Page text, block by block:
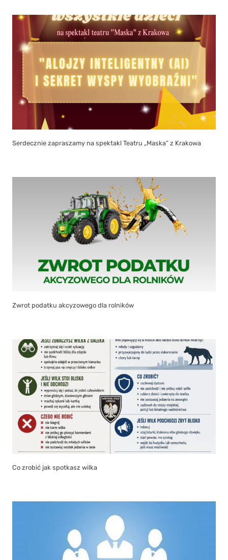
Serdecznie zapraszamy na spektakl Teatru „Maska” z Krakowa
Zwrot podatku akcyzowego dla rolników
Co zrobić jak spotkasz wilka